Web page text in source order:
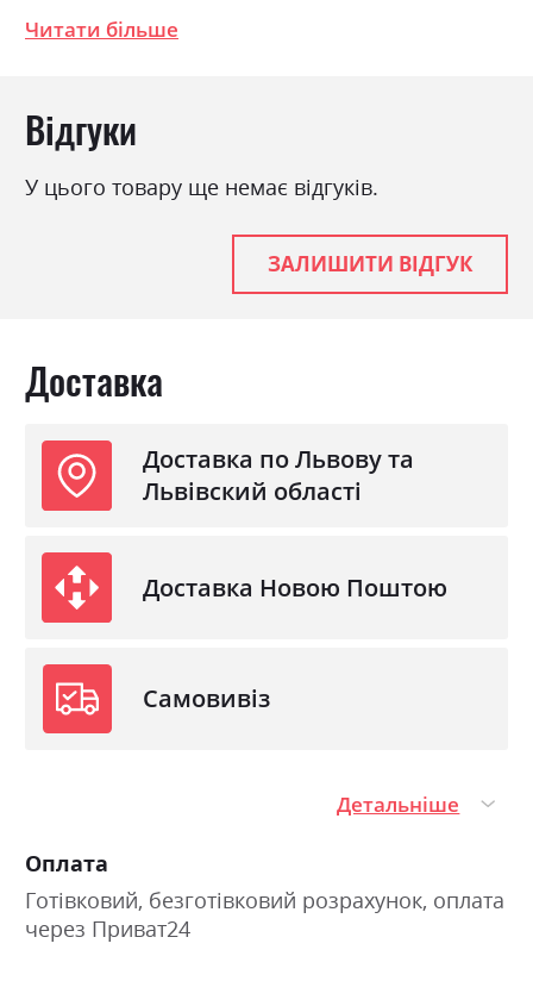
З матрацом
Читати більше
Відгуки
У цього товару ще немає відгуків.
ЗАЛИШИТИ ВІДГУК
Доставка
Доставка по Львову та
Львівский області
Доставка Новою Поштою
Самовивіз
Детальніше
Оплата
Готівковий, безготівковий розрахунок, оплата
через Приват24